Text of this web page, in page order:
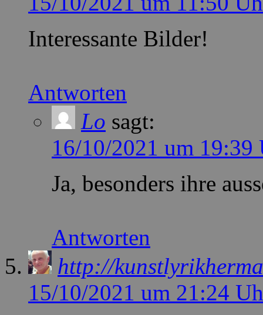
Interessante Bilder!
Antworten
Lo sagt:
16/10/2021 um 19:39
Ja, besonders ihre
Antworten
http://
15/10/2021 um 21:24